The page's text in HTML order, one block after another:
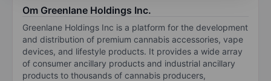
Om Greenlane Holdings Inc.
Greenlane Holdings Inc is a platform for the development
and distribution of premium cannabis accessories, vape
devices, and lifestyle products. It provides a wide array
of consumer ancillary products and industrial ancillary
products to thousands of cannabis producers,